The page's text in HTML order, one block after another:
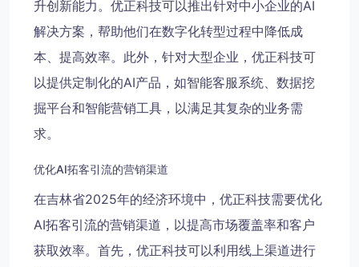
升创新能力。优正科技可以推出针对中小企业的AI
解决方案，帮助他们在数字化转型过程中降低成
本、提高效率。此外，针对大型企业，优正科技可
以提供定制化的AI产品，如智能客服系统、数据挖
掘平台和智能营销工具，以满足其复杂的业务需
求。
优化AI拓客引流的营销渠道
在吉林省2025年的经济环境中，优正科技需要优化
AI拓客引流的营销渠道，以提高市场覆盖率和客户
获取效率。首先，优正科技可以利用线上渠道进行